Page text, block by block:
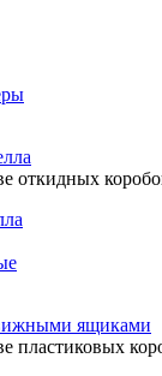
откидных
ящиками
пластиковых